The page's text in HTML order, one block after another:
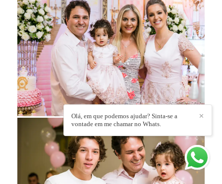
✕
Olá, em que podemos ajudar? Sinta-se a
vontade em me chamar no Whats.